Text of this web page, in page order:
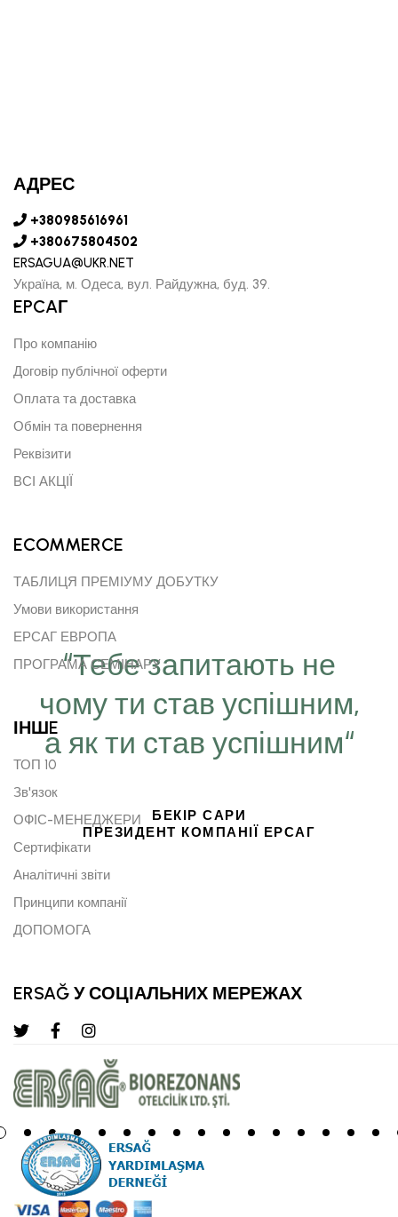
“Тебе запитають не
чому ти став успішним,
а як ти став успішним“
БЕКІР САРИ
ПРЕЗИДЕНТ КОМПАНІЇ ЕРСАГ
АДРЕС
+380985616961
+380675804502
ERSAGUA@UKR.NET
Україна, м. Одеса, вул. Райдужна, буд. 39.
EPCAГ
Про компанію
Договір публічної оферти
Оплата та доставка
Обмін та повернення
Реквізити
ВСІ АКЦІЇ
ECOMMERCE
ТАБЛИЦЯ ПРЕМІУМУ ДОБУТКУ
Умови використання
ЕРСАГ ЕВРОПА
ПРОГРАМА СЕМІНАРУ
ІНШE
ТОП 10
Зв'язок
ОФІС-МЕНЕДЖЕРИ
Сертифікати
Аналітичні звіти
Принципи компанії
ДОПОМОГА
ERSAĞ У СОЦІАЛЬНИХ МЕРЕЖАХ